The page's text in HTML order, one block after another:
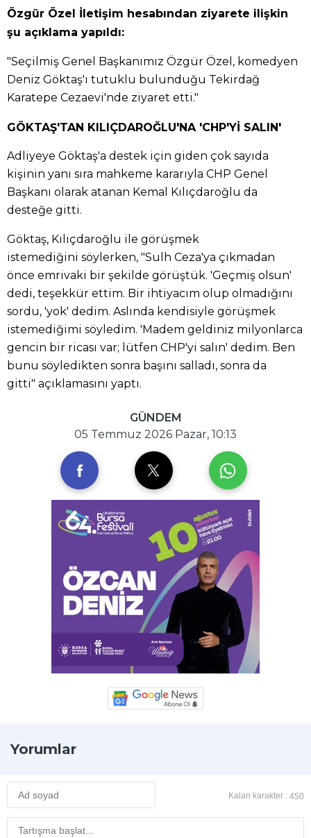
Özgür Özel İletişim hesabından ziyarete ilişkin
şu açıklama yapıldı:
"Seçilmiş Genel Başkanımız Özgür Özel, komedyen
Deniz Göktaş'ı tutuklu bulunduğu Tekirdağ
Karatepe Cezaevi'nde ziyaret etti."
GÖKTAŞ'TAN KILIÇDAROĞLU'NA 'CHP'Yİ SALIN'
Adliyeye Göktaş'a destek için giden çok sayıda
kişinin yanı sıra mahkeme kararıyla CHP Genel
Başkanı olarak atanan Kemal Kılıçdaroğlu da
desteğe gitti.
Göktaş, Kılıçdaroğlu ile görüşmek
istemediğini söylerken, "Sulh Ceza'ya çıkmadan
önce emrivaki bir şekilde görüştük. 'Geçmiş olsun'
dedi, teşekkür ettim. Bir ihtiyacım olup olmadığını
sordu, 'yok' dedim. Aslında kendisiyle görüşmek
istemediğimi söyledim. 'Madem geldiniz milyonlarca
gencin bir ricası var; lütfen CHP'yi salın' dedim. Ben
bunu söyledikten sonra başını salladı, sonra da
gitti" açıklamasını yaptı.
GÜNDEM
05 Temmuz 2026 Pazar, 10:13
Yorumlar
Kalan karakter : 450